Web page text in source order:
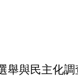
舉與民主化